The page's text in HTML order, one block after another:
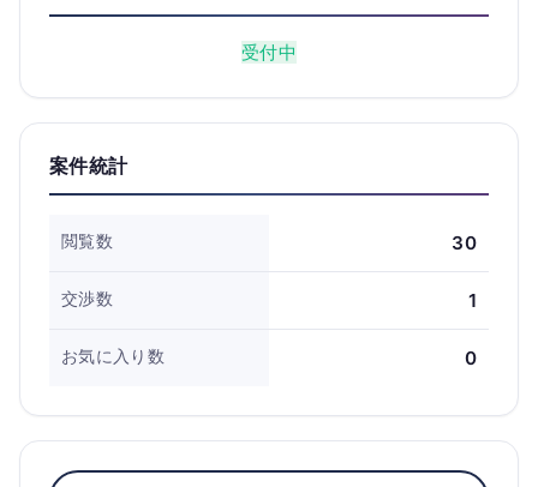
受付中
案件統計
閲覧数 30
交渉数 1
お気に入り数 0